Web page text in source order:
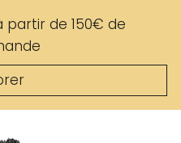
partir de 150€ de